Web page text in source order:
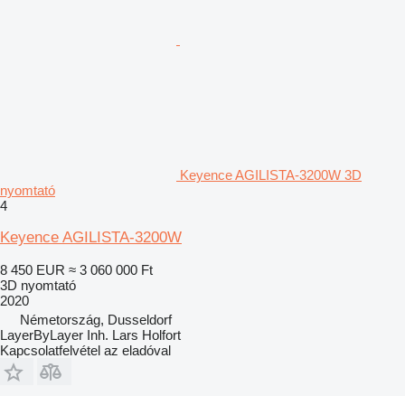
Keyence AGILISTA-3200W 3D
nyomtató
4
Keyence AGILISTA-3200W
8 450 EUR ≈ 3 060 000 Ft
3D nyomtató
2020
Németország, Dusseldorf
LayerByLayer Inh. Lars Holfort
Kapcsolatfelvétel az eladóval